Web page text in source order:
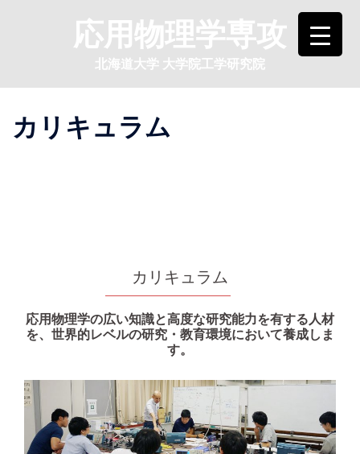
応用物理学専攻
北海道大学 大学院工学研究院
カリキュラム
カリキュラム
応用物理学の広い知識と高度な研究能力を有する人材
を、世界的レベルの研究・教育環境において養成しま
す。